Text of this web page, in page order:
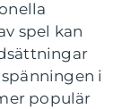
spel kan
i
populär